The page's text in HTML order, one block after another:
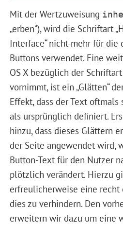
Mit der Wertzuweisung
„erben“), wird die Schriftart
Interface“ nicht mehr für die
Buttons verwendet. Eine
OS X bezüglich der
vornimmt, ist ein „Glätten“
Effekt, dass der Text
als ursprünglich definiert.
hinzu, dass dieses Glättern
der Seite angewendet wird,
Button-Text für den Nutzer
plötzlich verändert. Hierzu
erfreulicherweise eine
dies zu verhindern. Den
erweitern wir dazu um eine